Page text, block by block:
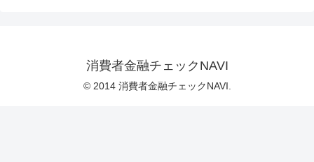
消費者金融チェックNAVI
© 2014 消費者金融チェックNAVI.